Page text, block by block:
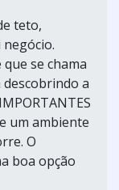
teto,
se chama
a
um ambiente
O
boa opção